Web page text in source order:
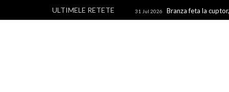
ULTIMELE RETETE 31 Jul 2026 Branza feta la